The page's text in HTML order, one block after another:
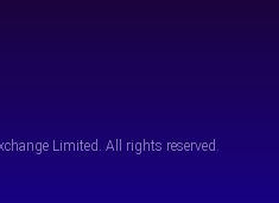
Limited. All rights reserved.